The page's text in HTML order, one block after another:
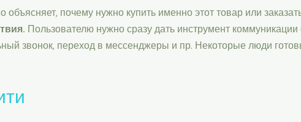
объясняет, почему нужно купить именно этот товар или
Пользователю нужно сразу дать инструмент
звонок, переход в мессенджеры и пр. Некоторые люди